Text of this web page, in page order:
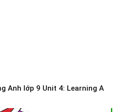
Anh lớp 9 Unit 4: Learning A